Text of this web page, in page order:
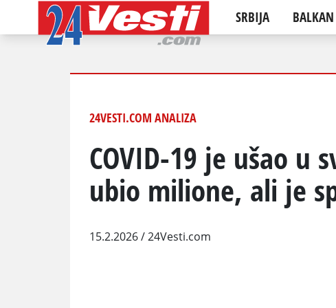
SRBIJA BALKAN
24VESTI.COM ANALIZA
COVID-19 je ušao u
ubio milione, ali je
15.2.2026/ 24Vesti.com